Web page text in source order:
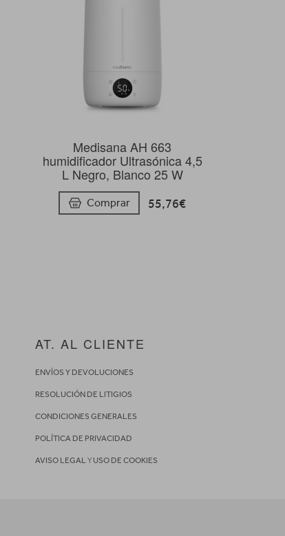
Medisana AH 663
humidificador Ultrasónica 4,5
L Negro, Blanco 25 W
Comprar 55,76€
AT. AL CLIENTE
ENVÍOS Y DEVOLUCIONES
RESOLUCIÓN DE LITIGIOS
CONDICIONES GENERALES
POLÍTICA DE PRIVACIDAD
AVISO LEGALY USO DE COOKIES